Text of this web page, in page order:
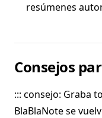
resúmenes
Consejos
::: consejo: Graba
BlaBlaNote se